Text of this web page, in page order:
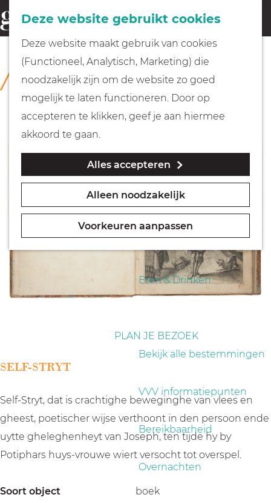
Deze website gebruikt cookies
Deze website maakt gebruik van cookies
(Functioneel, Analytisch, Marketing) die
noodzakelijk zijn om de website zo goed
mogelijk te laten functioneren. Door op
accepteren te klikken, geef je aan hiermee
akkoord te gaan.
Alles accepteren
Alleen noodzakelijk
Voorkeuren aanpassen
G
a
Fietsen
Wandelen
Geocachen
Naar het museum
Eten & Drinken
PLAN JE BEZOEK
Bekijk alle bestemmingen
VVV informatiepunten
Bereikbaarheid
Overnachten
o
e
k
e
n
COLLECTIE
Rijksmuseum Muiderslot
SELF-STRYT
Self-Stryt, dat is crachtighe beweginghe van vlees en
gheest, poetischer wijse verthoont in den persoon ende
uytte gheleghenheyt van Joseph, ten tijde hy by
Potiphars huys-vrouwe wiert versocht tot overspel.
Soort object
boek